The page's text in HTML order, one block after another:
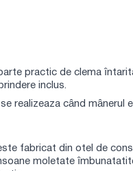
practic de clema
inclus.
realizeaza când mânerul
fabricat din otel de
moletate